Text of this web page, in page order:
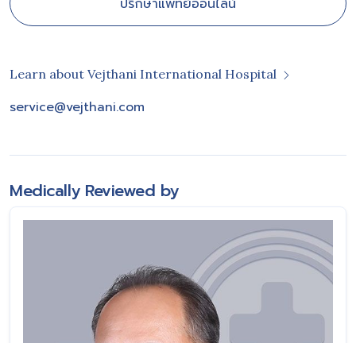
Learn about Vejthani International Hospital
service@vejthani.com
Medically Reviewed by